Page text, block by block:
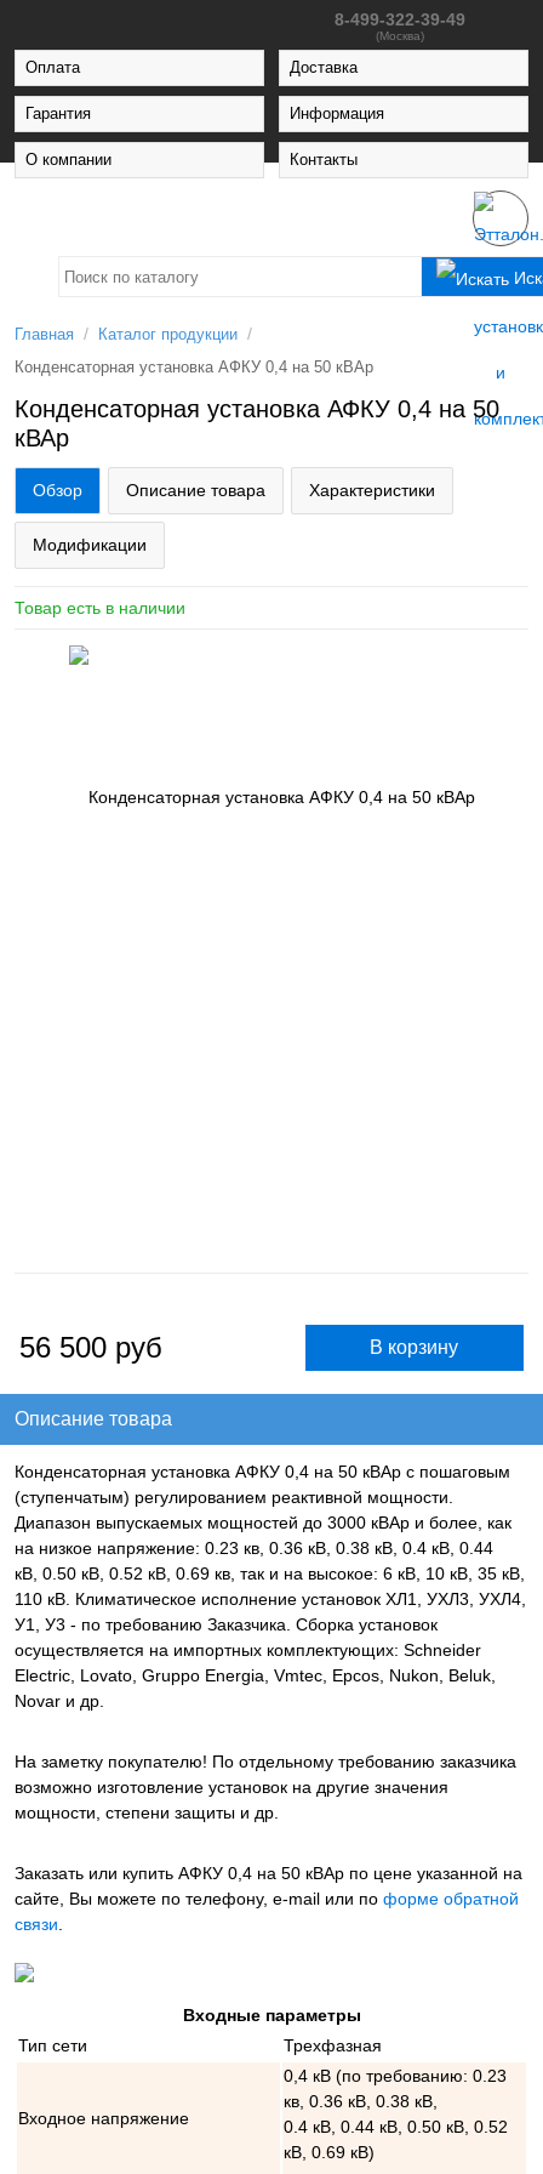
8-499-322-39-49
(Москва)
Оплата Доставка
Гарантия Информация
О компании Контакты
Главная / Каталог продукции /
Конденсаторная установка АФКУ 0,4 на 50 кВАр
Конденсаторная установка АФКУ 0,4 на 50
кВАр
Обзор Описание товара Характеристики
Модификации
Товар есть в наличии
56 500 руб
Описание товара
Конденсаторная установка АФКУ 0,4 на 50 кВАр с пошаговым
(ступенчатым) регулированием реактивной мощности.
Диапазон выпускаемых мощностей до 3000 кВАр и более, как
на низкое напряжение: 0.23 кв, 0.36 кВ, 0.38 кВ, 0.4 кВ, 0.44
кВ, 0.50 кВ, 0.52 кВ, 0.69 кв, так и на высокое: 6 кВ, 10 кВ, 35 кВ,
110 кВ. Климатическое исполнение установок ХЛ1, УХЛ3, УХЛ4,
У1, У3 - по требованию Заказчика. Сборка установок
осуществляется на импортных комплектующих: Schneider
Electric, Lovato, Gruppo Energia, Vmtec, Epcos, Nukon, Beluk,
Novar и др.
На заметку покупателю! По отдельному требованию заказчика
возможно изготовление установок на другие значения
мощности, степени защиты и др.
Заказать или купить АФКУ 0,4 на 50 кВАр по цене указанной на
сайте, Вы можете по телефону, e-mail или по форме обратной
связи.
Входные параметры
Тип сети
Трехфазная
Входное напряжение
0,4 кВ (по требованию: 0.23
кв, 0.36 кВ, 0.38 кВ,
0.4 кВ, 0.44 кВ, 0.50 кВ, 0.52
кВ, 0.69 кВ)